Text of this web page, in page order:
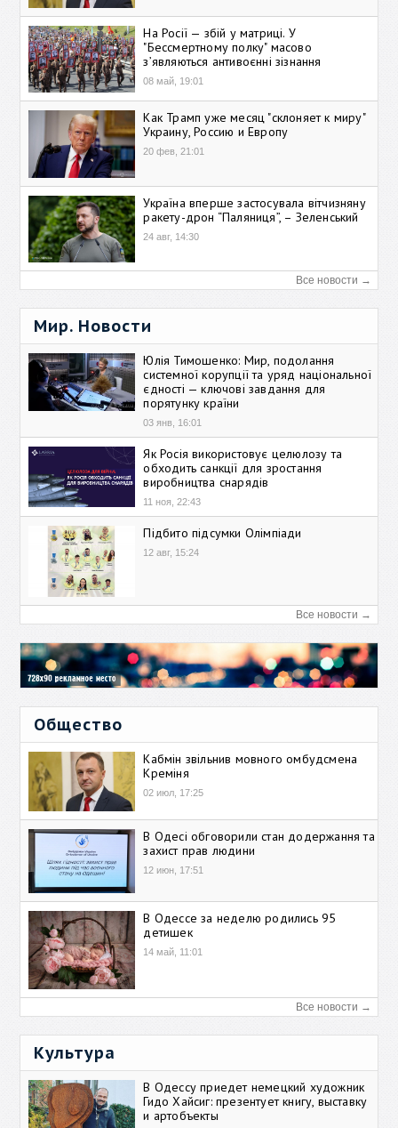
На Росії — збій у матриці. У
"Бессмертному полку" масово
зʼявляються антивоєнні зізнання
08 май, 19:01
Как Трамп уже месяц "склоняет к миру"
Украину, Россию и Европу
20 фев, 21:01
Україна вперше застосувала вітчизняну
ракету-дрон “Паляниця”, – Зеленський
24 авг, 14:30
Все новости →
Мир. Новости
Юлія Тимошенко: Мир, подолання
системної корупції та уряд національної
єдності — ключові завдання для
порятунку країни
03 янв, 16:01
Як Росія використовує целюлозу та
обходить санкції для зростання
виробництва снарядів
11 ноя, 22:43
Підбито підсумки Олімпіади
12 авг, 15:24
Все новости →
Общество
Кабмін звільнив мовного омбудсмена
Креміня
02 июл, 17:25
В Одесі обговорили стан додержання та
захист прав людини
12 июн, 17:51
В Одессе за неделю родились 95
детишек
14 май, 11:01
Все новости →
Культура
В Одессу приедет немецкий художник
Гидо Хайсиг: презентует книгу, выставку
и артобъекты